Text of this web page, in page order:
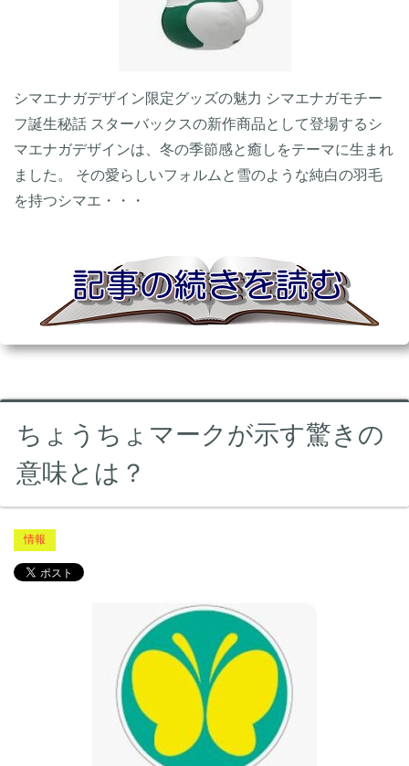
シマエナガデザイン限定グッズの魅力 シマエナガモチー
フ誕生秘話 スターバックスの新作商品として登場するシ
マエナガデザインは、冬の季節感と癒しをテーマに生まれ
ました。 その愛らしいフォルムと雪のような純白の羽毛
を持つシマエ・・・
ちょうちょマークが示す驚きの
意味とは？
情報